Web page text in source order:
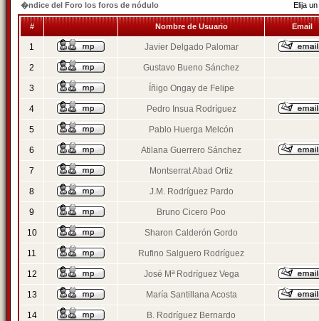
�ndice del Foro los foros de nódulo Elija
# Nombre de Usuario Email
1 Javier Delgado Palomar
2 Gustavo Bueno Sánchez
3 Íñigo Ongay de Felipe
4 Pedro Insua Rodríguez
5 Pablo Huerga Melcón
6 Atilana Guerrero Sánchez
7 Montserrat Abad Ortiz
8 J.M. Rodríguez Pardo
9 Bruno Cicero Poo
10 Sharon Calderón Gordo
11 Rufino Salguero Rodríguez
12 José Mª Rodríguez Vega
13 María Santillana Acosta
14 B. Rodríguez Bernardo